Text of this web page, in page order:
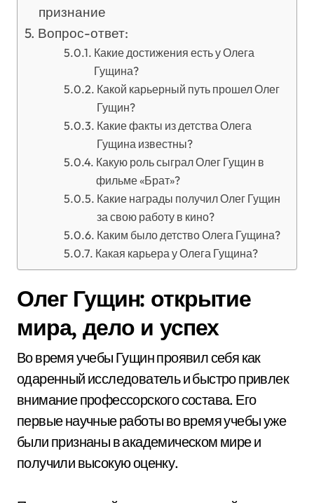
признание
Вопрос-ответ:
Какие достижения есть у Олега
Гущина?
Какой карьерный путь прошел Олег
Гущин?
Какие факты из детства Олега
Гущина известны?
Какую роль сыграл Олег Гущин в
фильме «Брат»?
Какие награды получил Олег Гущин
за свою работу в кино?
Каким было детство Олега Гущина?
Какая карьера у Олега Гущина?
Олег Гущин: открытие
мира, дело и успех
Во время учебы Гущин проявил себя как
одаренный исследователь и быстро привлек
внимание профессорского состава. Его
первые научные работы во время учебы уже
были признаны в академическом мире и
получили высокую оценку.